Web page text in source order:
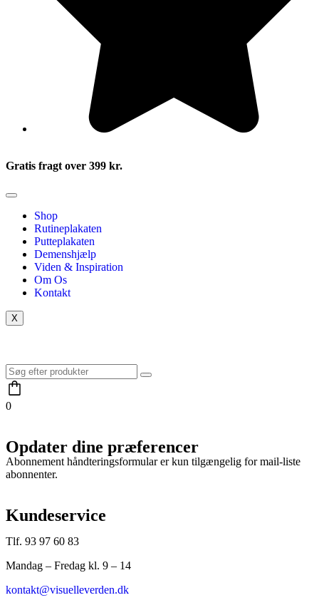
Gratis fragt over 399 kr.
Shop
Rutineplakaten
Putteplakaten
Demenshjælp
Viden & Inspiration
Om Os
Kontakt
X
0
Opdater dine præferencer
Abonnement håndteringsformular er kun tilgængelig for mail-liste
abonnenter.
Kundeservice
Tlf. 93 97 60 83
Mandag – Fredag kl. 9 – 14
kontakt@visuelleverden.dk